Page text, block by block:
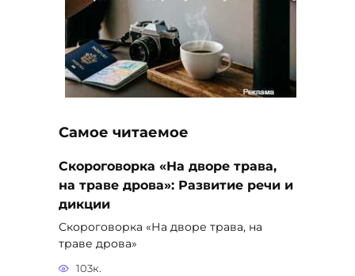
Самое читаемое
Скороговорка «На дворе трава,
на траве дрова»: Развитие речи и
дикции
Скороговорка «На дворе трава, на
траве дрова»
103к.